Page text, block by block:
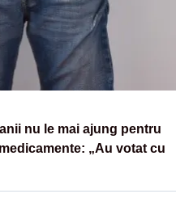
nu le mai ajung pentru
„Au votat cu